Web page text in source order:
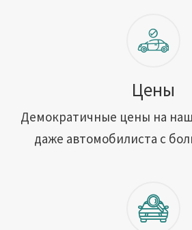
Цены
Демократичные цены на
даже автомобилиста с